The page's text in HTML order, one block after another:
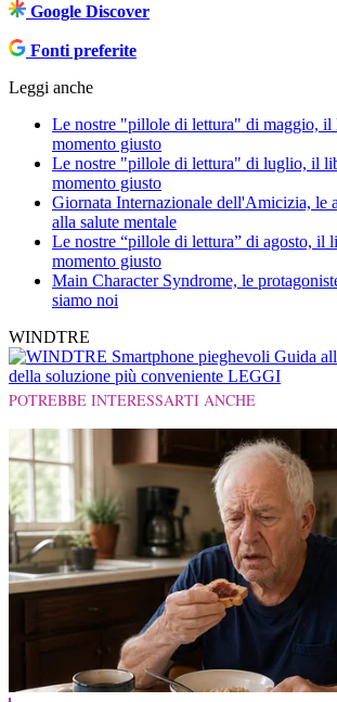
Google Discover
Fonti preferite
Leggi anche
Le nostre "pillole di lettura" di maggio, il
momento giusto
Le nostre "pillole di lettura" di luglio, il
momento giusto
Giornata Internazionale dell'Amicizia, le
alla salute mentale
Le nostre “pillole di lettura” di agosto, il
momento giusto
Main Character Syndrome, le
siamo noi
WINDTRE
Smartphone pieghevoli Guida
della soluzione più conveniente LEGGI